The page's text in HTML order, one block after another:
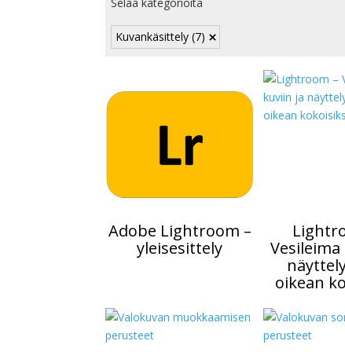
Selaa kategorioita
Kuvankäsittely(7)
Adobe Lightroom –
yleisesittely
oikean